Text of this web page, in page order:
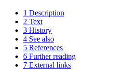
1 Description
2 Text
3 History
4 See also
5 References
6 Further reading
7 External links